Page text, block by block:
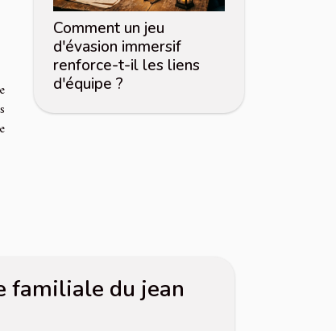
Comment un jeu
d'évasion immersif
renforce-t-il les liens
d'équipe ?
familiale du jean